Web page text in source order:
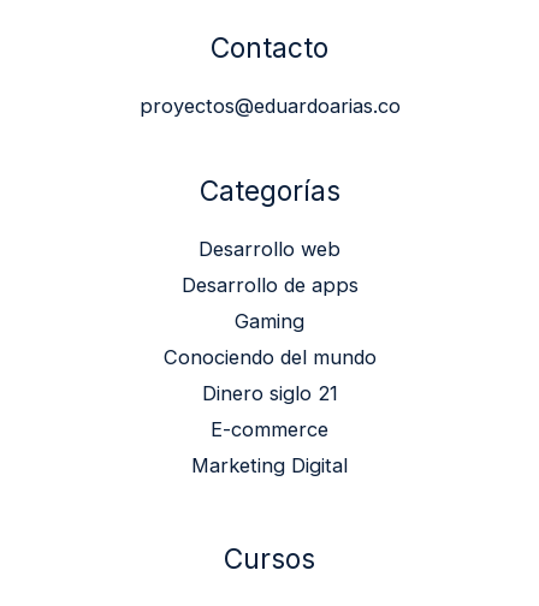
Contacto
proyectos@eduardoarias.co
Categorías
Desarrollo web
Desarrollo de apps
Gaming
Conociendo del mundo
Dinero siglo 21
E-commerce
Marketing Digital
Cursos